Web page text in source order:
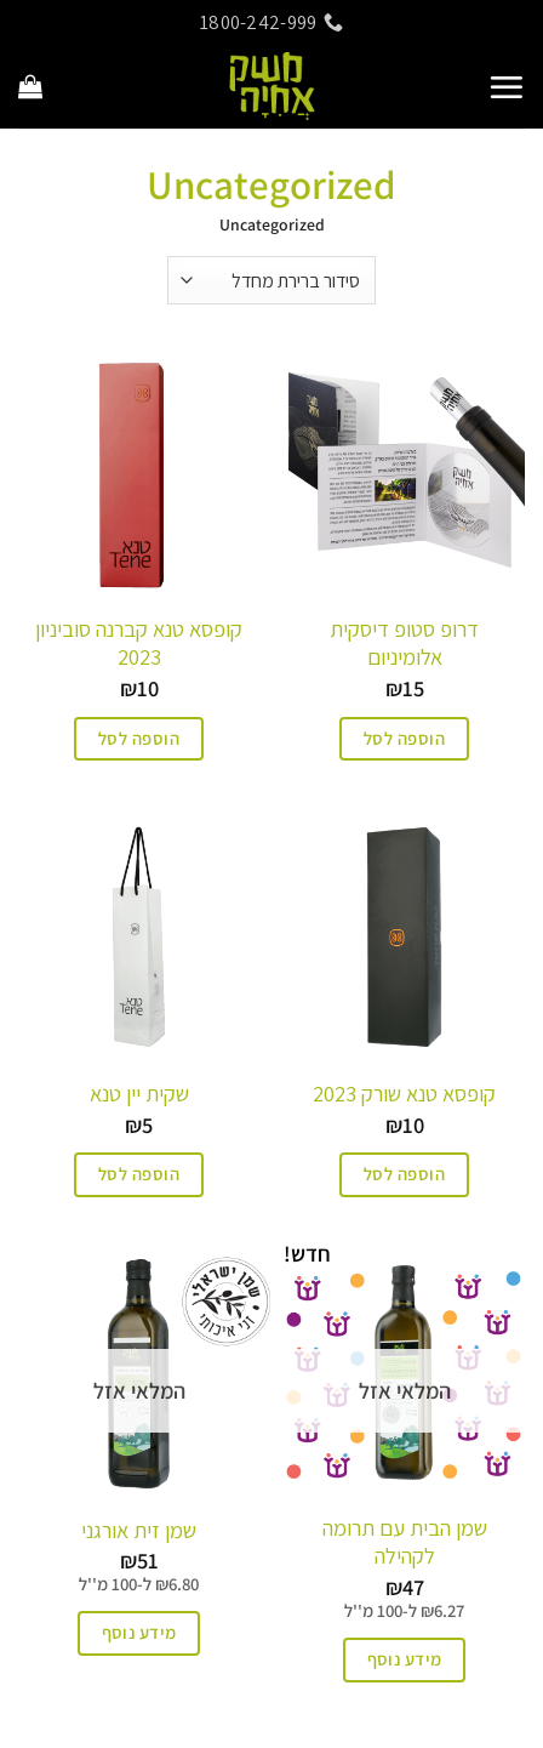
content
1800-242-999
Uncategorized
Uncategorized
דרופ סטופ דיסקית
אלומיניום
₪15
הוספה לסל
קופסא טנא קברנה סוביניון
2023
₪10
הוספה לסל
קופסא טנא שורק 2023
₪10
הוספה לסל
שקית יין טנא
₪5
הוספה לסל
המלאי אזל
חדש!
שמן הבית עם תרומה
לקהילה
₪47
₪6.27 ל-100 מ''ל
מידע נוסף
המלאי אזל
שמן זית אורגני
₪51
₪6.80 ל-100 מ''ל
מידע נוסף